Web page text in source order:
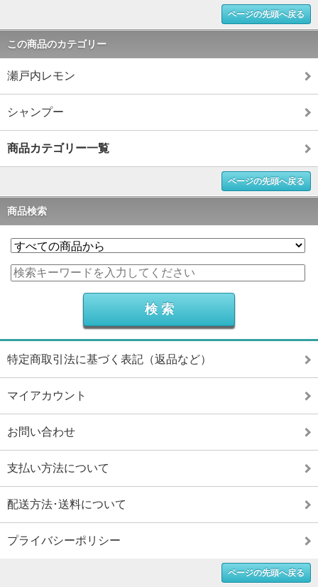
ページの先頭へ戻る
この商品のカテゴリー
瀬戸内レモン
シャンプー
商品カテゴリー一覧
ページの先頭へ戻る
商品検索
特定商取引法に基づく表記（返品など）
マイアカウント
お問い合わせ
支払い方法について
配送方法･送料について
プライバシーポリシー
ページの先頭へ戻る